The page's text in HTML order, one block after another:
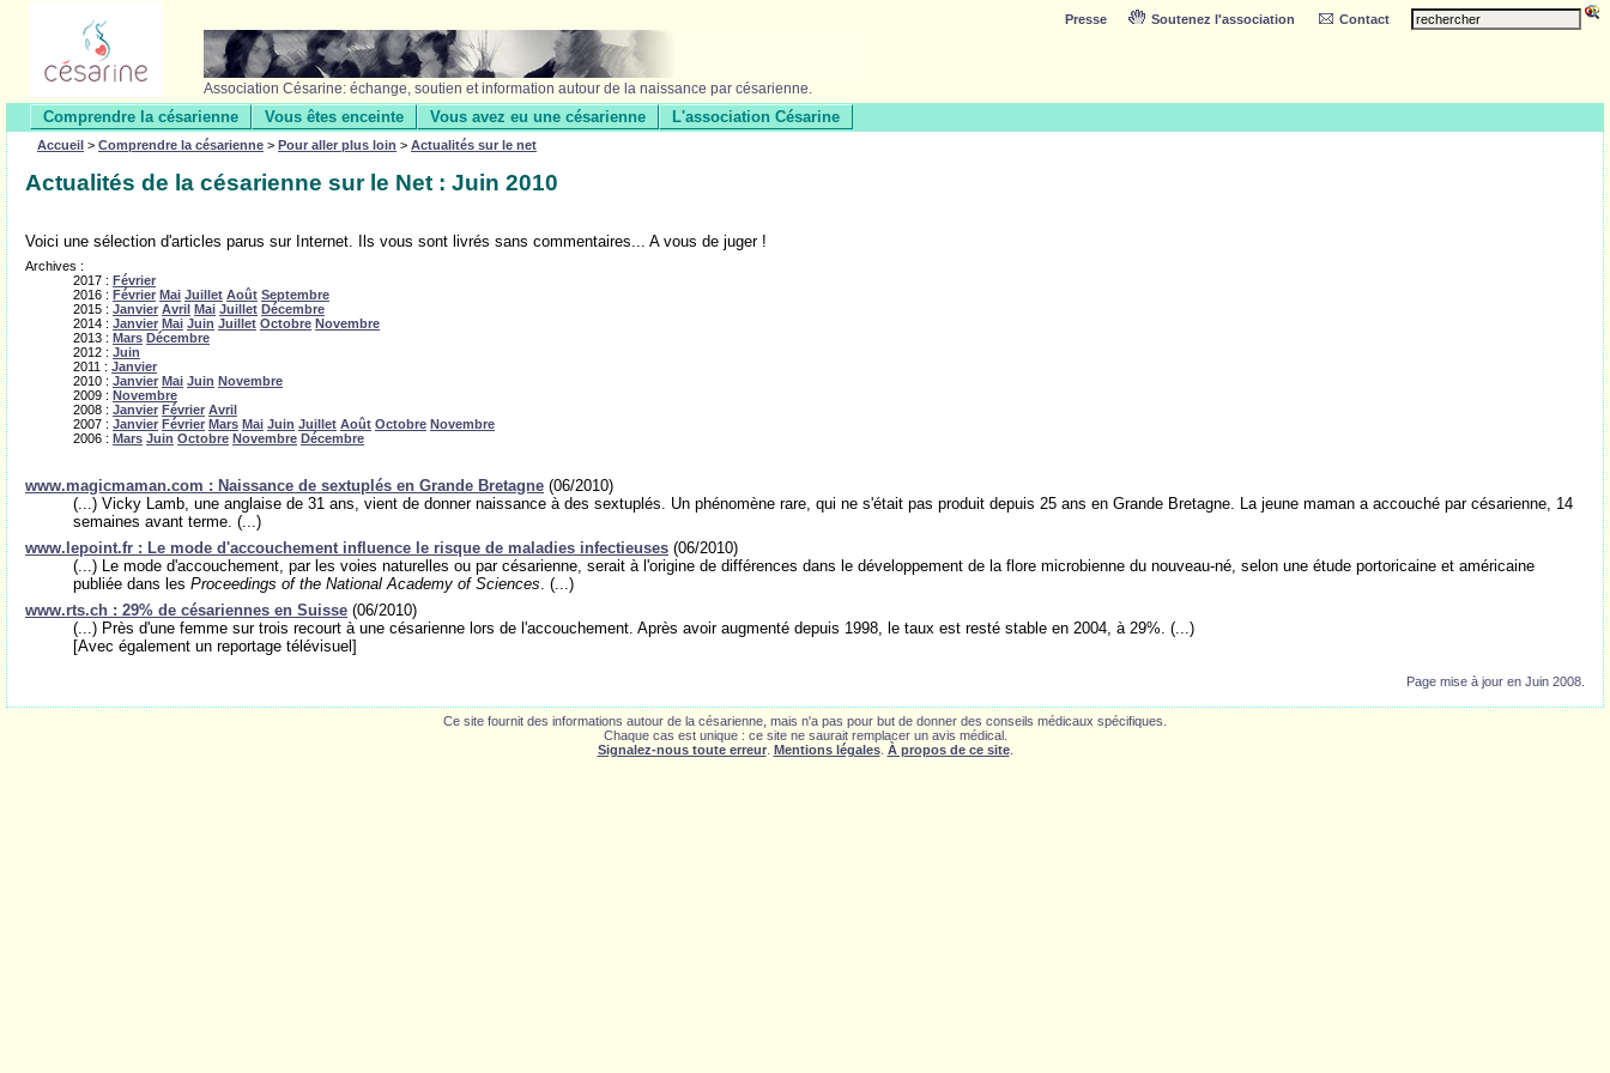
Presse Soutenez l'association Contact
Association Césarine: échange, soutien et information autour de la naissance par césarienne.
Comprendre la césarienne Vous êtes enceinte Vous avez eu une césarienne L'association Césarine
Accueil > Comprendre la césarienne > Pour aller plus loin > Actualités sur le net
Actualités de la césarienne sur le Net : Juin 2010
Voici une sélection d'articles parus sur Internet. Ils vous sont livrés sans commentaires... A vous de juger !
Archives :
2017 : Février
2016 : Février Mai Juillet Août Septembre
2015 : Janvier Avril Mai Juillet Décembre
2014 : Janvier Mai Juin Juillet Octobre Novembre
2013 : Mars Décembre
2012 : Juin
2011 : Janvier
2010 : Janvier Mai Juin Novembre
2009 : Novembre
2008 : Janvier Février Avril
2007 : Janvier Février Mars Mai Juin Juillet Août Octobre Novembre
2006 : Mars Juin Octobre Novembre Décembre
www.magicmaman.com : Naissance de sextuplés en Grande Bretagne (06/2010)
(...) Vicky Lamb, une anglaise de 31 ans, vient de donner naissance à des sextuplés. Un phénomène rare, qui ne s'était pas produit depuis 25 ans en Grande Bretagne. La jeune maman a accouché par césarienne, 14
semaines avant terme. (...)
www.lepoint.fr : Le mode d'accouchement influence le risque de maladies infectieuses (06/2010)
(...) Le mode d'accouchement, par les voies naturelles ou par césarienne, serait à l'origine de différences dans le développement de la flore microbienne du nouveau-né, selon une étude portoricaine et américaine
publiée dans les Proceedings of the National Academy of Sciences . (...)
www.rts.ch : 29% de césariennes en Suisse (06/2010)
(...) Près d'une femme sur trois recourt à une césarienne lors de l'accouchement. Après avoir augmenté depuis 1998, le taux est resté stable en 2004, à 29%. (...)
[Avec également un reportage télévisuel]
Page mise à jour en Juin 2008.
Ce site fournit des informations autour de la césarienne, mais n'a pas pour but de donner des conseils médicaux spécifiques.
Chaque cas est unique : ce site ne saurait remplacer un avis médical.
Signalez-nous toute erreur. Mentions légales. À propos de ce site.